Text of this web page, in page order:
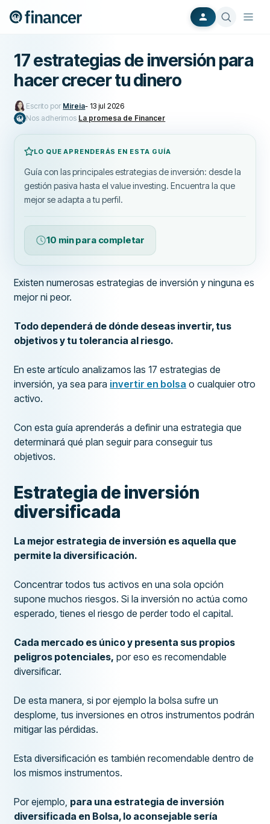
17 estrategias de inversión para
hacer crecer tu dinero
Escrito por Mireia- 13 jul 2026
Nos adherimos La promesa de Financer
LO QUE APRENDERÁS EN ESTA GUÍA
Guía con las principales estrategias de inversión: desde la
gestión pasiva hasta el value investing. Encuentra la que
mejor se adapta a tu perfil.
10 min para completar
Existen numerosas estrategias de inversión y ninguna es
mejor ni peor.
Todo dependerá de dónde deseas invertir, tus
objetivos y tu tolerancia al riesgo.
En este artículo analizamos las 17 estrategias de
inversión, ya sea para invertir en bolsa o cualquier otro
activo.
Con esta guía aprenderás a definir una estrategia que
determinará qué plan seguir para conseguir tus
objetivos.
Estrategia de inversión
diversificada
La mejor estrategia de inversión es aquella que
permite la diversificación.
Concentrar todos tus activos en una sola opción
supone muchos riesgos. Si la inversión no actúa como
esperado, tienes el riesgo de perder todo el capital.
Cada mercado es único y presenta sus propios
peligros potenciales, por eso es recomendable
diversificar.
De esta manera, si por ejemplo la bolsa sufre un
desplome, tus inversiones en otros instrumentos podrán
mitigar las pérdidas.
Esta diversificación es también recomendable dentro de
los mismos instrumentos.
Por ejemplo, para una estrategia de inversión
diversificada en Bolsa, lo aconsejable sería